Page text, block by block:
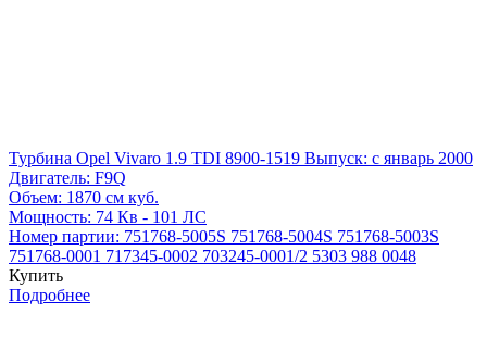
Турбина Opel Vivaro 1.9 TDI 8900-1519 Выпуск: с январь 2000
Двигатель: F9Q
Объем: 1870 см куб.
Мощность: 74 Кв - 101 ЛС
Номер партии: 751768-5005S 751768-5004S 751768-5003S
751768-0001 717345-0002 703245-0001/2 5303 988 0048
Купить
Подробнее